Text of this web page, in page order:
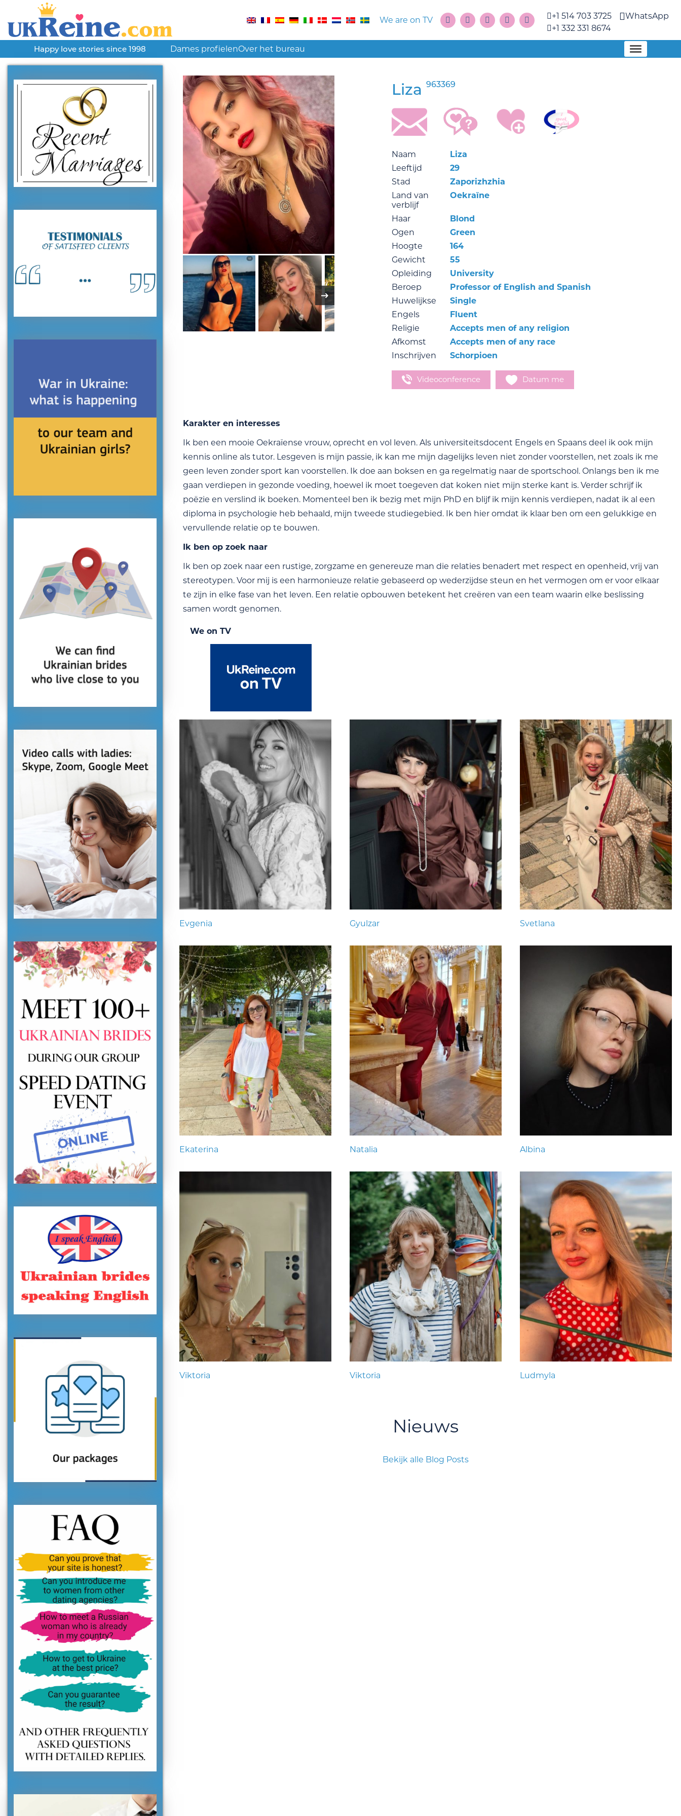
We are on TV
+1 514 703 3725
+1 332 331 8674
WhatsApp
Happy love stories since 1998 Dames profielenOver het bureau
Liza 963369
Naam
Liza
Leeftijd
29
Stad
Zaporizhzhia
Land van
verblijf
Oekraïne
Haar
Blond
Ogen
Green
Hoogte
164
Gewicht
55
Opleiding
University
Beroep
Professor of English and Spanish
Huwelijkse
Single
Engels
Fluent
Religie
Accepts men of any religion
Afkomst
Accepts men of any race
Inschrijven
Schorpioen
Videoconference Datum me
Karakter en interesses
Ik ben een mooie Oekraïense vrouw, oprecht en vol leven. Als universiteitsdocent Engels en Spaans deel ik ook mijn
kennis online als tutor. Lesgeven is mijn passie, ik kan me mijn dagelijks leven niet zonder voorstellen, net zoals ik me
geen leven zonder sport kan voorstellen. Ik doe aan boksen en ga regelmatig naar de sportschool. Onlangs ben ik me
gaan verdiepen in gezonde voeding, hoewel ik moet toegeven dat koken niet mijn sterke kant is. Verder schrijf ik
poëzie en verslind ik boeken. Momenteel ben ik bezig met mijn PhD en blijf ik mijn kennis verdiepen, nadat ik al een
diploma in psychologie heb behaald, mijn tweede studiegebied. Ik ben hier omdat ik klaar ben om een gelukkige en
vervullende relatie op te bouwen.
Ik ben op zoek naar
Ik ben op zoek naar een rustige, zorgzame en genereuze man die relaties benadert met respect en openheid, vrij van
stereotypen. Voor mij is een harmonieuze relatie gebaseerd op wederzijdse steun en het vermogen om er voor elkaar
te zijn in elke fase van het leven. Een relatie opbouwen betekent het creëren van een team waarin elke beslissing
samen wordt genomen.
We on TV
Evgenia Gyulzar Svetlana
Ekaterina Natalia Albina
Viktoria Viktoria Ludmyla
Nieuws
Bekijk alle Blog Posts